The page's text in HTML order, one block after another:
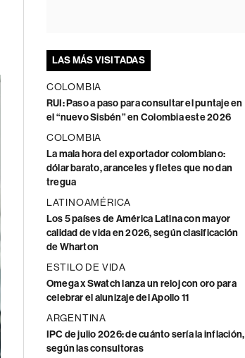
LAS MÁS VISITADAS
COLOMBIA
RUI: Paso a paso para consultar el puntaje en
el “nuevo Sisbén” en Colombia este 2026
COLOMBIA
La mala hora del exportador colombiano:
dólar barato, aranceles y fletes que no dan
tregua
LATINOAMÉRICA
Los 5 países de América Latina con mayor
calidad de vida en 2026, según clasificación
de Wharton
ESTILO DE VIDA
Omega x Swatch lanza un reloj con oro para
celebrar el alunizaje del Apollo 11
ARGENTINA
IPC de julio 2026: de cuánto sería la inflación,
según las consultoras